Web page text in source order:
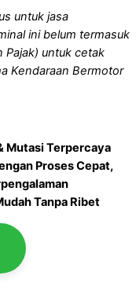
untuk jasa
ini belum termasuk
Pajak) untuk cetak
Kendaraan Bermotor
Mutasi Terpercaya
Proses Cepat,
Tanpa Ribet